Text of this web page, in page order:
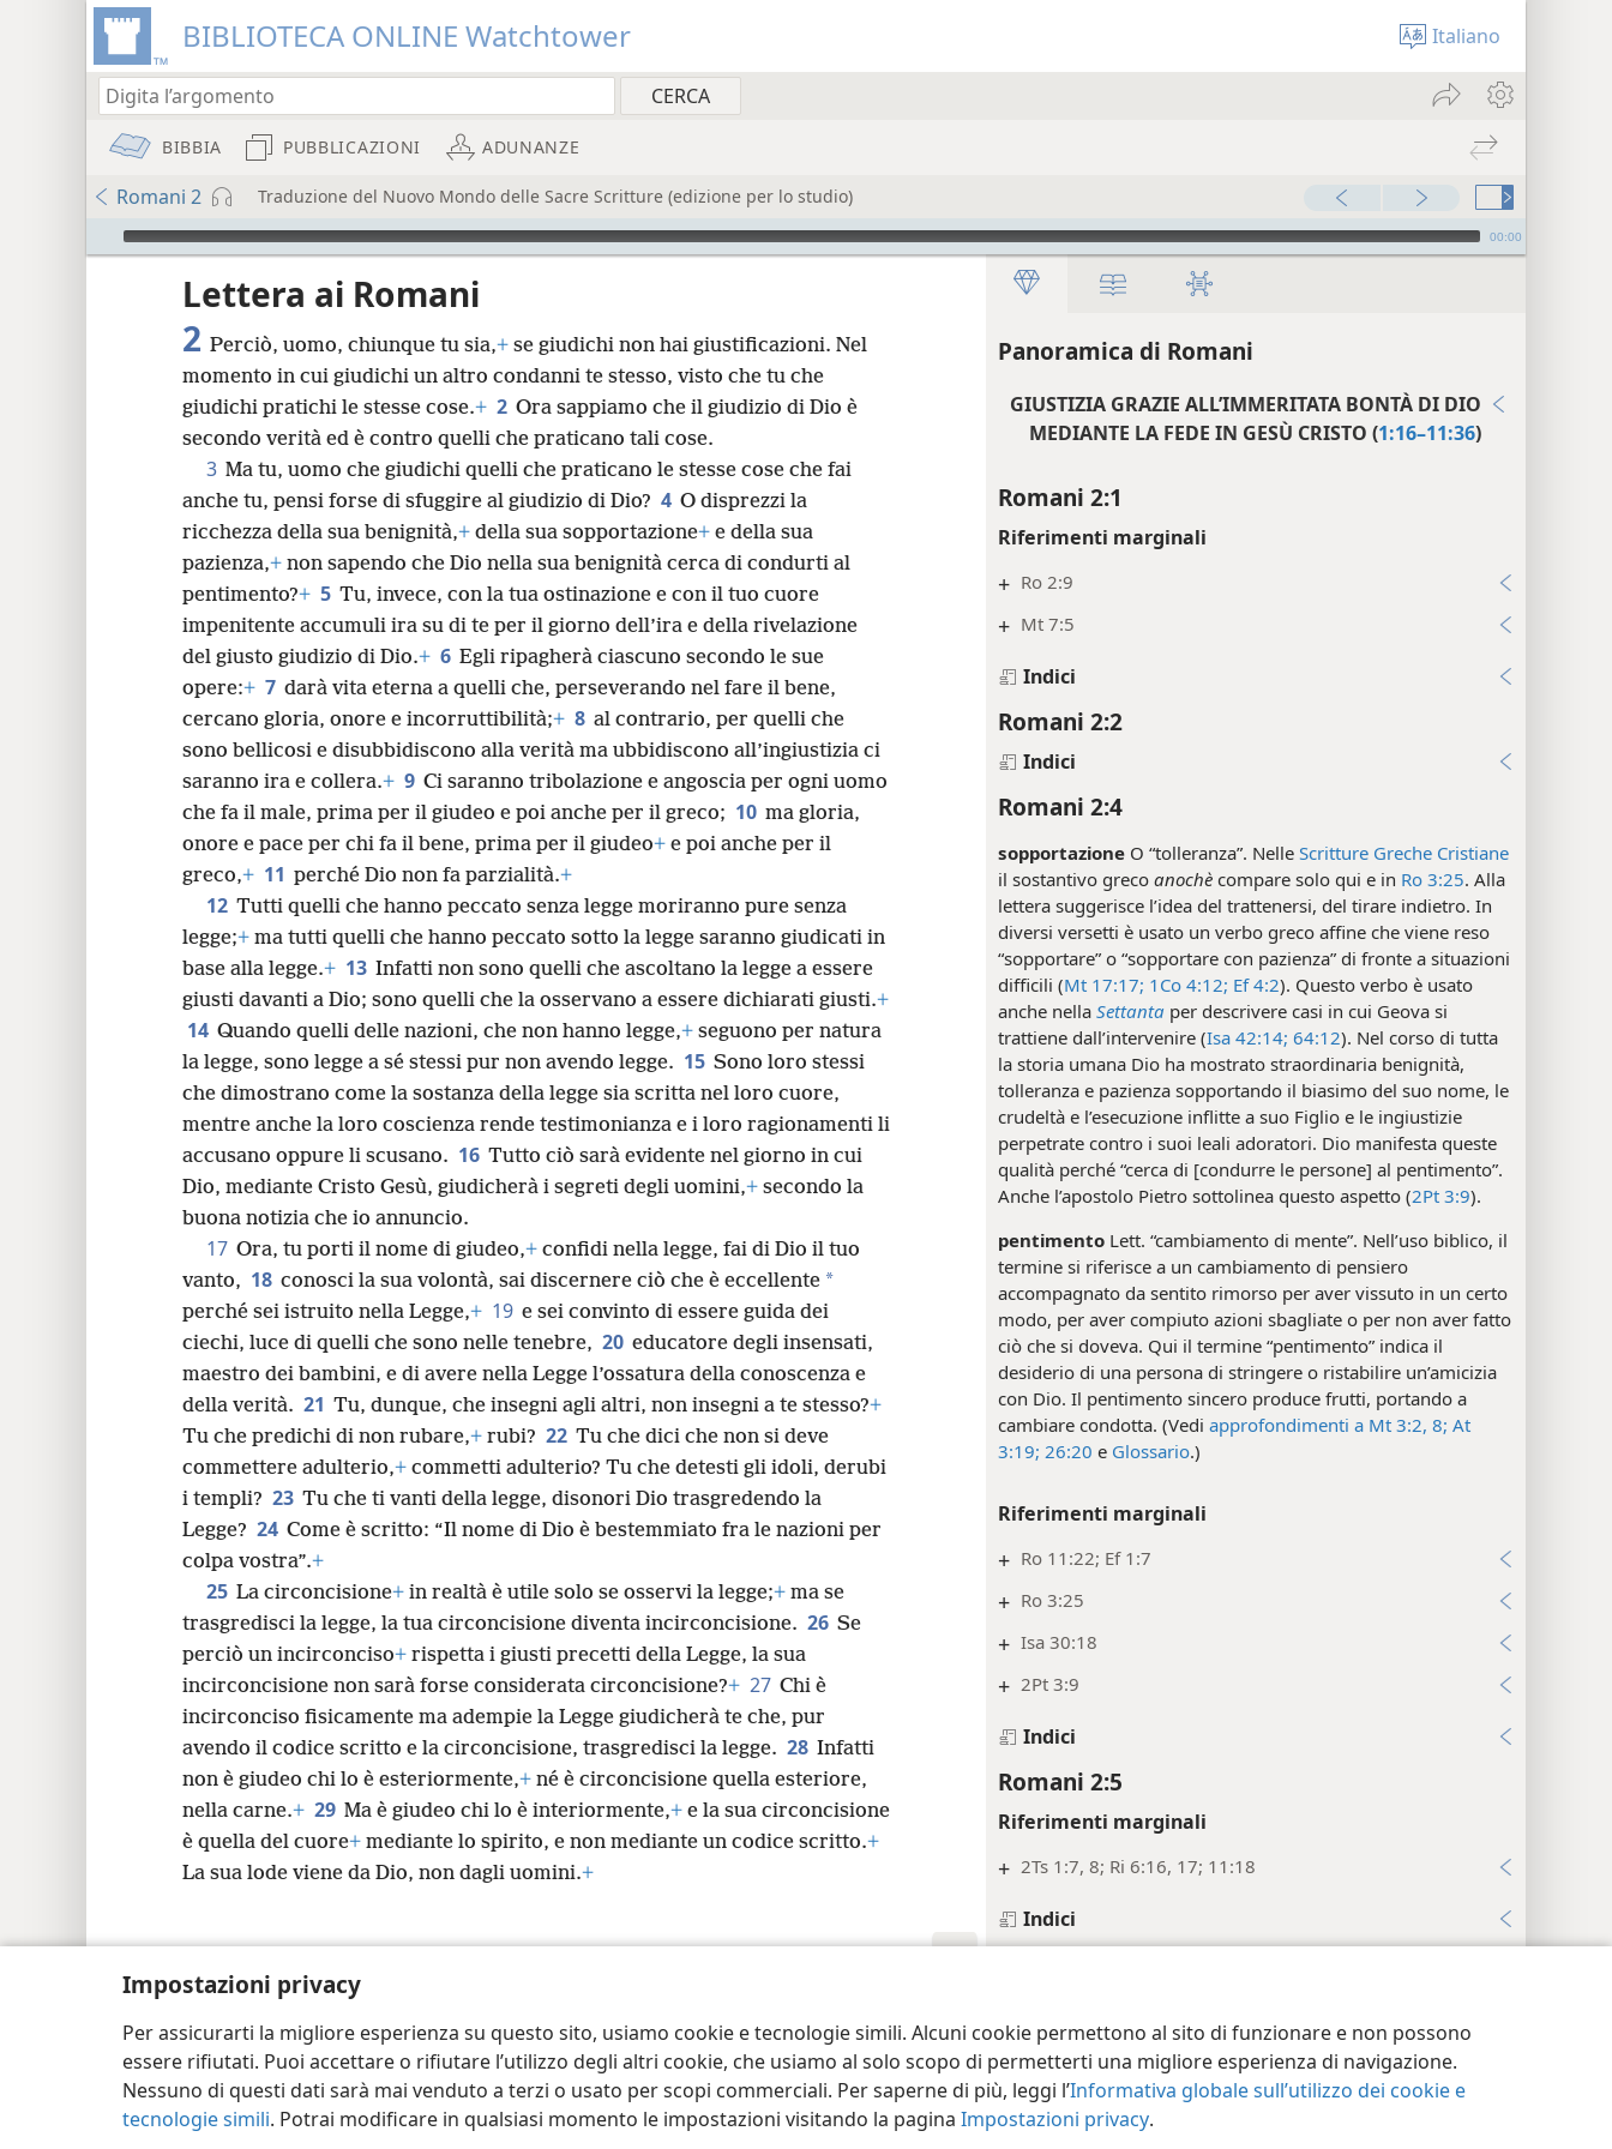
Impostazioni privacy
Per assicurarti la migliore esperienza su questo sito, usiamo cookie e tecnologie simili. Alcuni cookie permettono al sito di funzionare e non possono
essere rifiutati. Puoi accettare o rifiutare l’utilizzo degli altri cookie, che usiamo al solo scopo di permetterti una migliore esperienza di navigazione.
Nessuno di questi dati sarà mai venduto a terzi o usato per scopi commerciali. Per saperne di più, leggi l’Informativa globale sull’utilizzo dei cookie e
tecnologie simili. Potrai modificare in qualsiasi momento le impostazioni visitando la pagina Impostazioni privacy.
BIBLIOTECA ONLINE Watchtower Italiano
BIBBIA PUBBLICAZIONI ADUNANZE
Romani 2 Traduzione del Nuovo Mondo delle Sacre Scritture (edizione per lo studio)
Audio Player 00:00
Panoramica di Romani
GIUSTIZIA GRAZIE ALL’IMMERITATA BONTÀ DI DIO
MEDIANTE LA FEDE IN GESÙ CRISTO (1:16–11:36)
Romani 2:1
Riferimenti marginali
+ Ro 2:9
+ Mt 7:5
Indici
Romani 2:2
Indici
Romani 2:4
sopportazione O “tolleranza”. Nelle Scritture Greche Cristiane
il sostantivo greco anochè compare solo qui e in Ro 3:25. Alla
lettera suggerisce l’idea del trattenersi, del tirare indietro. In
diversi versetti è usato un verbo greco affine che viene reso
“sopportare” o “sopportare con pazienza” di fronte a situazioni
difficili (Mt 17:17; 1Co 4:12; Ef 4:2). Questo verbo è usato
anche nella Settanta per descrivere casi in cui Geova si
trattiene dall’intervenire (Isa 42:14; 64:12). Nel corso di tutta
la storia umana Dio ha mostrato straordinaria benignità,
tolleranza e pazienza sopportando il biasimo del suo nome, le
crudeltà e l’esecuzione inflitte a suo Figlio e le ingiustizie
perpetrate contro i suoi leali adoratori. Dio manifesta queste
qualità perché “cerca di [condurre le persone] al pentimento”.
Anche l’apostolo Pietro sottolinea questo aspetto (2Pt 3:9).
pentimento Lett. “cambiamento di mente”. Nell’uso biblico, il
termine si riferisce a un cambiamento di pensiero
accompagnato da sentito rimorso per aver vissuto in un certo
modo, per aver compiuto azioni sbagliate o per non aver fatto
ciò che si doveva. Qui il termine “pentimento” indica il
desiderio di una persona di stringere o ristabilire un’amicizia
con Dio. Il pentimento sincero produce frutti, portando a
cambiare condotta. (Vedi approfondimenti a Mt 3:2, 8; At
3:19; 26:20 e Glossario.)
Riferimenti marginali
+ Ro 11:22; Ef 1:7
+ Ro 3:25
+ Isa 30:18
+ 2Pt 3:9
Indici
Romani 2:5
Riferimenti marginali
+ 2Ts 1:7, 8; Ri 6:16, 17; 11:18
Indici
+ Gb 34:11; Sl 62:12; Pr 24:12; Mt 16:27
Indici
Lettera ai Romani
2 Perciò, uomo, chiunque tu sia,+ se giudichi non hai giustificazioni. Nel
momento in cui giudichi un altro condanni te stesso, visto che tu che
giudichi pratichi le stesse cose.+ 2 Ora sappiamo che il giudizio di Dio è
secondo verità ed è contro quelli che praticano tali cose.
3 Ma tu, uomo che giudichi quelli che praticano le stesse cose che fai
anche tu, pensi forse di sfuggire al giudizio di Dio? 4 O disprezzi la
ricchezza della sua benignità,+ della sua sopportazione+ e della sua
pazienza,+ non sapendo che Dio nella sua benignità cerca di condurti al
pentimento?+ 5 Tu, invece, con la tua ostinazione e con il tuo cuore
impenitente accumuli ira su di te per il giorno dell’ira e della rivelazione
del giusto giudizio di Dio.+ 6 Egli ripagherà ciascuno secondo le sue
opere:+ 7 darà vita eterna a quelli che, perseverando nel fare il bene,
cercano gloria, onore e incorruttibilità;+ 8 al contrario, per quelli che
sono bellicosi e disubbidiscono alla verità ma ubbidiscono all’ingiustizia ci
saranno ira e collera.+ 9 Ci saranno tribolazione e angoscia per ogni uomo
che fa il male, prima per il giudeo e poi anche per il greco; 10 ma gloria,
onore e pace per chi fa il bene, prima per il giudeo+ e poi anche per il
greco,+ 11 perché Dio non fa parzialità.+
12 Tutti quelli che hanno peccato senza legge moriranno pure senza
legge;+ ma tutti quelli che hanno peccato sotto la legge saranno giudicati in
base alla legge.+ 13 Infatti non sono quelli che ascoltano la legge a essere
giusti davanti a Dio; sono quelli che la osservano a essere dichiarati giusti.+
14 Quando quelli delle nazioni, che non hanno legge,+ seguono per natura
la legge, sono legge a sé stessi pur non avendo legge. 15 Sono loro stessi
che dimostrano come la sostanza della legge sia scritta nel loro cuore,
mentre anche la loro coscienza rende testimonianza e i loro ragionamenti li
accusano oppure li scusano. 16 Tutto ciò sarà evidente nel giorno in cui
Dio, mediante Cristo Gesù, giudicherà i segreti degli uomini,+ secondo la
buona notizia che io annuncio.
17 Ora, tu porti il nome di giudeo,+ confidi nella legge, fai di Dio il tuo
vanto, 18 conosci la sua volontà, sai discernere ciò che è eccellente *
perché sei istruito nella Legge,+ 19 e sei convinto di essere guida dei
ciechi, luce di quelli che sono nelle tenebre, 20 educatore degli insensati,
maestro dei bambini, e di avere nella Legge l’ossatura della conoscenza e
della verità. 21 Tu, dunque, che insegni agli altri, non insegni a te stesso?+
Tu che predichi di non rubare,+ rubi? 22 Tu che dici che non si deve
commettere adulterio,+ commetti adulterio? Tu che detesti gli idoli, derubi
i templi? 23 Tu che ti vanti della legge, disonori Dio trasgredendo la
Legge? 24 Come è scritto: “Il nome di Dio è bestemmiato fra le nazioni per
colpa vostra”.+
25 La circoncisione+ in realtà è utile solo se osservi la legge;+ ma se
trasgredisci la legge, la tua circoncisione diventa incirconcisione. 26 Se
perciò un incirconciso+ rispetta i giusti precetti della Legge, la sua
incirconcisione non sarà forse considerata circoncisione?+ 27 Chi è
incirconciso fisicamente ma adempie la Legge giudicherà te che, pur
avendo il codice scritto e la circoncisione, trasgredisci la legge. 28 Infatti
non è giudeo chi lo è esteriormente,+ né è circoncisione quella esteriore,
nella carne.+ 29 Ma è giudeo chi lo è interiormente,+ e la sua circoncisione
è quella del cuore+ mediante lo spirito, e non mediante un codice scritto.+
La sua lode viene da Dio, non dagli uomini.+
Copyright © 2026 Watch Tower Bible and Tract Society of Pennsylvania